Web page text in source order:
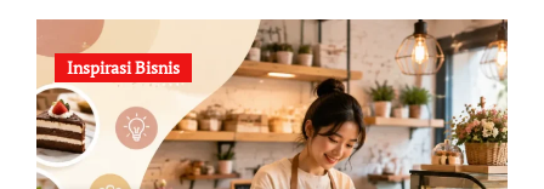
Inspirasi Bisnis